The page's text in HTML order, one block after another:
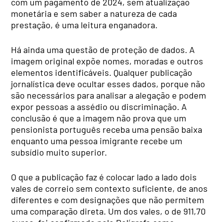
monetária e sem saber a natureza de cada
prestação, é uma leitura enganadora.
Há ainda uma questão de proteção de dados. A
imagem original expõe nomes, moradas e outros
elementos identificáveis. Qualquer publicação
jornalística deve ocultar esses dados, porque não
são necessários para analisar a alegação e podem
expor pessoas a assédio ou discriminação. A
conclusão é que a imagem não prova que um
pensionista português receba uma pensão baixa
enquanto uma pessoa imigrante recebe um
subsídio muito superior.
O que a publicação faz é colocar lado a lado dois
vales de correio sem contexto suficiente, de anos
diferentes e com designações que não permitem
uma comparação direta. Um dos vales, o de 911,70